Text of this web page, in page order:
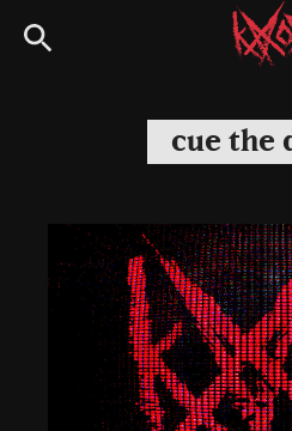
Siirry
suoraan
cue the